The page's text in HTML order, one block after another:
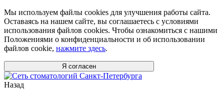
Мы используем файлы cookies для улучшения работы сайта.
Оставаясь на нашем сайте, вы соглашаетесь с условиями
использования файлов cookies. Чтобы ознакомиться с нашими
Положениями о конфиденциальности и об использовании
файлов cookie, нажмите здесь.
Я согласен
Назад